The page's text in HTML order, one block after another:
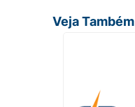
Veja Também